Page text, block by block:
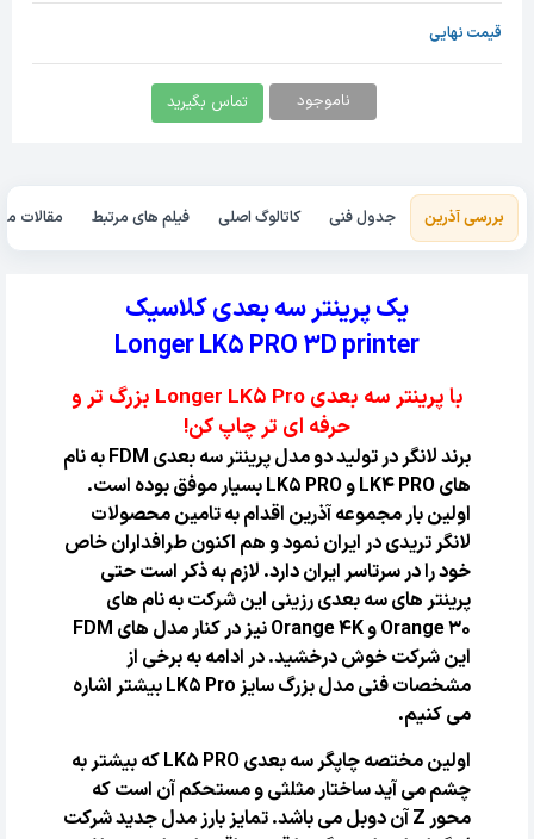
قیمت نهایی
ناموجود تماس بگیرید
بررسی آذرین جدول فنی کاتالوگ اصلی فیلم های مرتبط مقالات
یک پرینتر سه بعدی کلاسیک
Longer LK5 PRO 3D printer
با پرینتر سه بعدی Longer LK5 Pro بزرگ تر و
حرفه ای تر چاپ کن!
برند لانگر در تولید دو مدل پرینتر سه بعدی FDM به نام
های LK4 PRO و LK5 PRO بسیار موفق بوده است.
اولین بار مجموعه آذرین اقدام به تامین محصولات
لانگر تریدی در ایران نمود و هم اکنون طرافداران خاص
خود را در سرتاسر ایران دارد. لازم به ذکر است حتی
پرینتر های سه بعدی رزینی این شرکت به نام های
Orange 30 و Orange 4K نیز در کنار مدل های FDM
این شرکت خوش درخشید. در ادامه به برخی از
مشخصات فنی مدل بزرگ سایز LK5 Pro بیشتر اشاره
می کنیم.
اولین مختصه چاپگر سه بعدی LK5 PRO که بیشتر به
چشم می آید ساختار مثلثی و مستحکم آن است که
محور Z آن دوبل می باشد. تمایز بارز مدل جدید شرکت